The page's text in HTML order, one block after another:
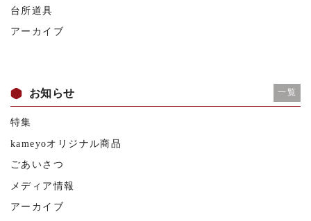
台所道具
アーカイブ
お知らせ 一覧
特集
kameyoオリジナル商品
ごあいさつ
メディア情報
アーカイブ